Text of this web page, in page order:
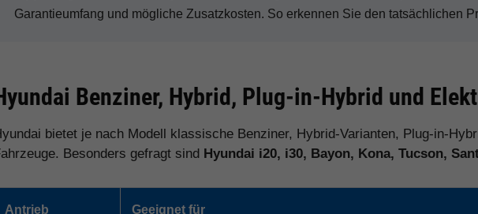
Garantieumfang und mögliche Zusatzkosten. So erkennen Sie den tatsächlichen
Benziner, Hybrid, Plug-in-Hybrid und
bietet je nach Modell klassische Benziner, Hybrid-Varianten, Plug-in-
Besonders gefragt sind Hyundai i20, i30, Bayon, Kona, Tucson,
Antrieb Geeignet für